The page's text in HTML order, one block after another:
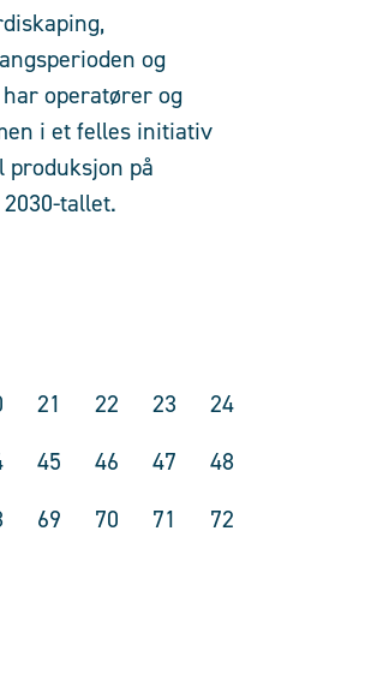
og
operatører og
i et felles initiativ
produksjon på
tallet.
21 22 23
24
45 46 47
48
69 70 71
72